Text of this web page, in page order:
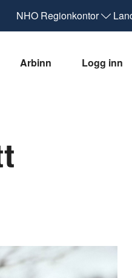
NHO Regionkontor
Arbinn Logg inn